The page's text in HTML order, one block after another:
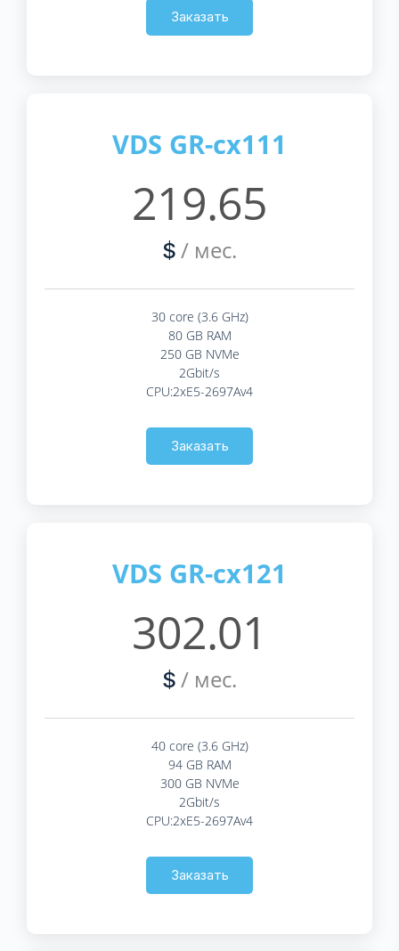
Заказать
VDS GR-cx111
219.65
$ / мес.
30 core (3.6 GHz)
80 GB RAM
250 GB NVMe
2Gbit/s
CPU:2xE5-2697Av4
Заказать
VDS GR-cx121
302.01
$ / мес.
40 core (3.6 GHz)
94 GB RAM
300 GB NVMe
2Gbit/s
CPU:2xE5-2697Av4
Заказать